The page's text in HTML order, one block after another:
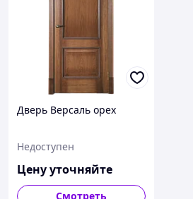
Дверь Версаль орех
Недоступен
Цену уточняйте
Смотреть